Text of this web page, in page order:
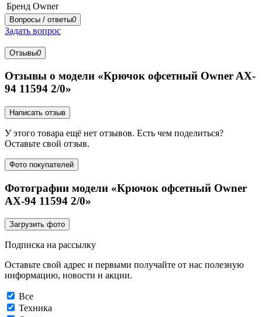
Бренд Owner
Вопросы / ответы0
Задать вопрос
Отзывы0
Отзывы о модели «Крючок офсетный Owner AX-
94 11594 2/0»
Написать отзыв
У этого товара ещё нет отзывов. Есть чем поделиться?
Оставьте свой отзыв.
Фото покупателей
Фотографии модели «Крючок офсетный Owner
AX-94 11594 2/0»
Загрузить фото
Подписка на рассылку
Оставьте свой адрес и первыми получайте от нас полезную
информацию, новости и акции.
Все
Техника